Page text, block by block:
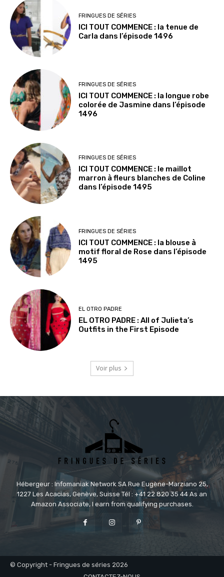
FRINGUES DE SÉRIES
ICI TOUT COMMENCE : la tenue de
Carla dans l’épisode 1496
FRINGUES DE SÉRIES
ICI TOUT COMMENCE : la longue robe
colorée de Jasmine dans l’épisode
1496
FRINGUES DE SÉRIES
ICI TOUT COMMENCE : le maillot
marron à fleurs blanches de Coline
dans l’épisode 1495
FRINGUES DE SÉRIES
ICI TOUT COMMENCE : la blouse à
motif floral de Rose dans l’épisode
1495
EL OTRO PADRE
EL OTRO PADRE : All of Julieta’s
Outfits in the First Episode
Voir plus
Hébergeur : Infomaniak Network SA Rue Eugène-Marziano 25,
1227 Les Acacias, Genève, Suisse Tél : +41 22 820 35 44 As an
Amazon Associate, I earn from qualifying purchases.
© Copyright - Fringues de séries 2026